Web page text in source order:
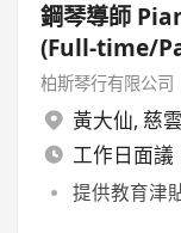
鋼琴導師
(Full-time/
柏斯琴行有限公司
黃大仙, 慈
工作日面議
提供教育津